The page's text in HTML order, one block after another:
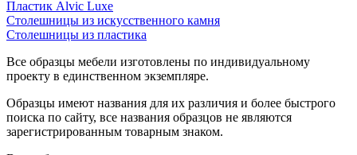
Пластик Alvic Luxe
Столешницы из искусственного камня
Столешницы из пластика
Все образцы мебели изготовлены по индивидуальному
проекту в единственном экземпляре.
Образцы имеют названия для их различия и более быстрого
поиска по сайту, все названия образцов не являются
зарегистрированным товарным знаком.